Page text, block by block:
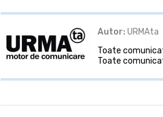
Autor: URMAta
Toate
Toate